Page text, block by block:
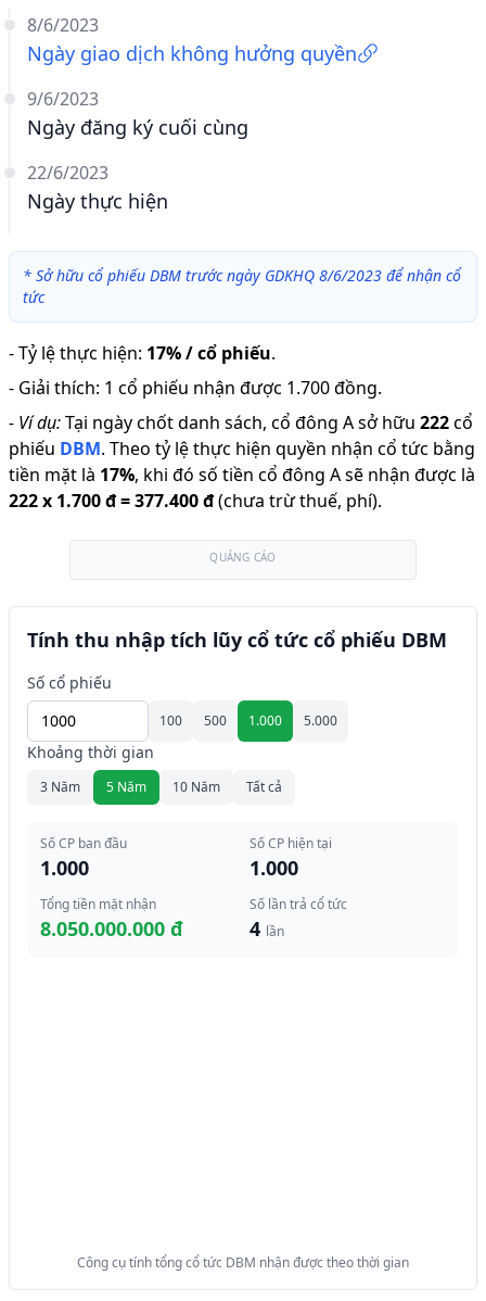
8/6/2023
Ngày giao dịch không hưởng quyền
9/6/2023
Ngày đăng ký cuối cùng
22/6/2023
Ngày thực hiện
* Sở hữu cổ phiếu DBM trước ngày GDKHQ 8/6/2023 để nhận cổ
tức
-Tỷ lệ thực hiện: 17% / cổ phiếu.
- Giải thích: 1 cổ phiếu nhận được 1.700 đồng.
- Ví dụ:Tại ngày chốt danh sách, cổ đông A sở hữu 222cổ
phiếu DBM. Theo tỷ lệ thực hiện quyền nhận cổ tức bằng
tiền mặt là 17%, khi đó số tiền cổ đông A sẽ nhận được là
222x 1.700 đ=377.400 đ(chưa trừ thuế, phí).
QUẢNG CÁO
Tính thu nhập tích lũy cổ tức cổ phiếu DBM
Số cổ phiếu
100 500 1.000 5.000
Khoảng thời gian
3 Năm 5 Năm 10 Năm Tất cả
Số CP ban đầu
1.000
Số CP hiện tại
1.000
Tổng tiền mặt nhận
8.050.000.000 đ
Số lần trả cổ tức
4 lần
Công cụ tính tổng cổ tức DBM nhận được theo thời gian